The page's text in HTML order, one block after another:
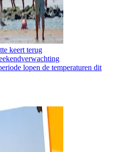
keert terug
lopen de temperaturen dit